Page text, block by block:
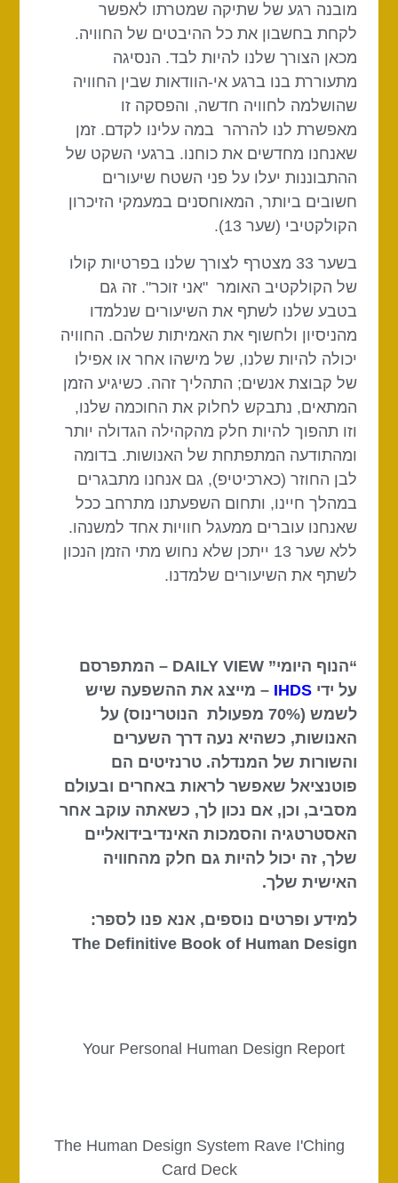
מובנה רגע של שתיקה שמטרתו לאפשר
לקחת בחשבון את כל ההיבטים של החוויה.
מכאן הצורך שלנו להיות לבד. הנסיגה
מתעוררת בנו ברגע אי-הוודאות שבין החוויה
שהושלמה לחוויה חדשה, והפסקה זו
מאפשרת לנו להרהר במה עלינו לקדם. זמן
שאנחנו מחדשים את כוחנו. ברגעי השקט של
ההתבוננות יעלו על פני השטח שיעורים
חשובים ביותר, המאוחסנים במעמקי הזיכרון
הקולקטיבי (שער 13).
בשער 33 מצטרף לצורך שלנו בפרטיות קולו
של הקולקטיב האומר "אני זוכר". זה גם
בטבע שלנו לשתף את השיעורים שנלמדו
מהניסיון ולחשוף את האמיתות שלהם. החוויה
יכולה להיות שלנו, של מישהו אחר או אפילו
של קבוצת אנשים; התהליך זהה. כשיגיע הזמן
המתאים, נתבקש לחלוק את החוכמה שלנו,
וזו תהפוך להיות חלק מהקהילה הגדולה יותר
ומהתודעה המתפתחת של האנושות. בדומה
לבן החוזר (כארכיטיפ), גם אנחנו מתבגרים
במהלך חיינו, ותחום השפעתנו מתרחבככל
שאנחנו עוברים ממעגל חוויות אחד למשנהו.
ללא שער 13 ייתכן שלא נחוש מתי הזמן הנכון
לשתף את השיעורים שלמדנו.
“הנוף היומי” DAILY VIEW – המתפרסם
על ידיIHDS – מייצג את ההשפעה שיש
לשמש (70% מפעולת הנוטרינוס) על
האנושות, כשהיא נעה דרך השערים
והשורות של המנדלה. טרנזיטים הם
פוטנציאל שאפשר לראות באחרים ובעולם
מסביב, וכן, אם נכון לך, כשאתה עוקב אחר
האסטרטגיה והסמכות האינדיבידואליים
שלך, זה יכול להיות גם חלק מהחוויה
האישית שלך.
למידע ופרטים נוספים, אנא פנו לספר:
The Definitive Book of Human Design
Your Personal Human Design Report
The Human Design System Rave I'Ching
Card Deck